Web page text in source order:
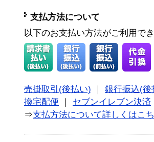
支払方法について
以下のお支払い方法がご利用で
売掛取引(後払い)
銀行振込(後
換宅配便
セブンイレブン決済
⇒支払方法について詳しくはこ